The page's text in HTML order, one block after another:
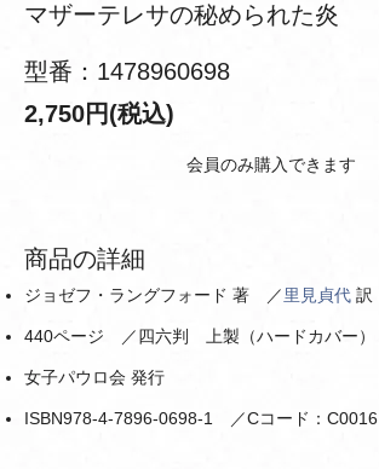
マザーテレサの秘められた炎
型番：1478960698
2,750円(税込)
会員のみ購入できます
商品の詳細
ジョゼフ・ラングフォード 著 ／里見貞代 訳
440ページ ／四六判 上製（ハードカバー）
女子パウロ会 発行
ISBN978-4-7896-0698-1 ／Cコード：C0016